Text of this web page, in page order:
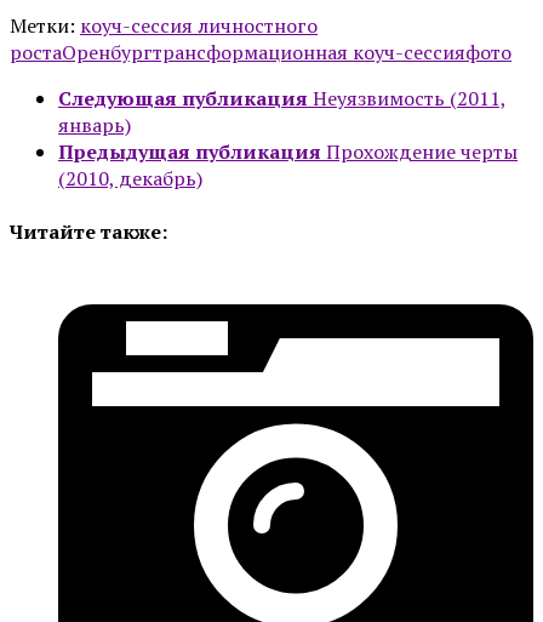
Метки: коуч-сессия личностного
ростаОренбургтрансформационная коуч-сессияфото
Следующая публикация Неуязвимость (2011,
январь)
Предыдущая публикация Прохождение черты
(2010, декабрь)
Читайте также: